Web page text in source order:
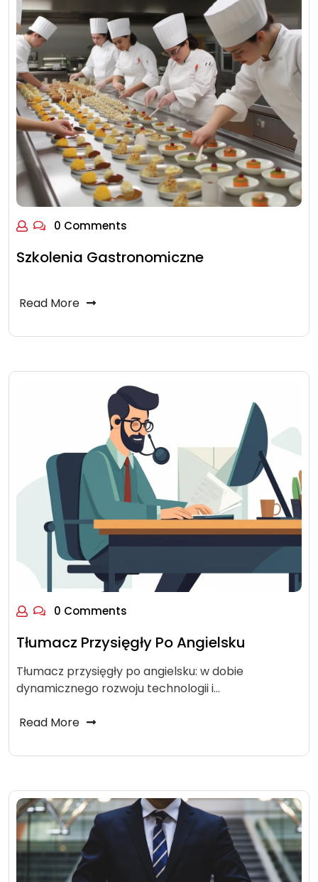
0 Comments
Szkolenia Gastronomiczne
Read More
0 Comments
Tłumacz Przysięgły Po Angielsku
Tłumacz przysięgły po angielsku: w dobie
dynamicznego rozwoju technologii i…
Read More